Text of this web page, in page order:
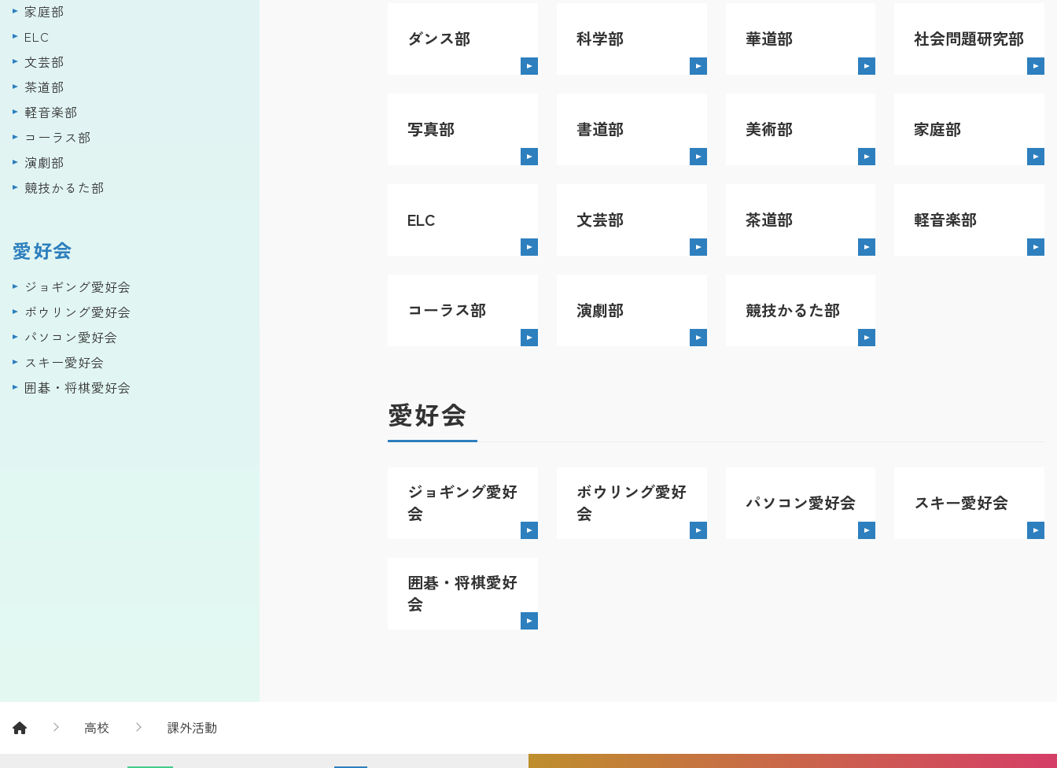
家庭部
ELC
文芸部
茶道部
軽音楽部
コーラス部
演劇部
競技かるた部
愛好会
ジョギング愛好会
ボウリング愛好会
パソコン愛好会
スキー愛好会
囲碁・将棋愛好会
ダンス部 科学部 華道部 社会問題研究部
写真部 書道部 美術部 家庭部
ELC 文芸部 茶道部 軽音楽部
コーラス部 演劇部 競技かるた部
愛好会
ジョギング愛好
会
ボウリング愛好
会
パソコン愛好会 スキー愛好会
囲碁・将棋愛好
会
高校 課外活動